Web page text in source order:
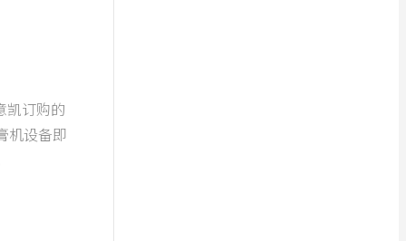
订购的
机设备即